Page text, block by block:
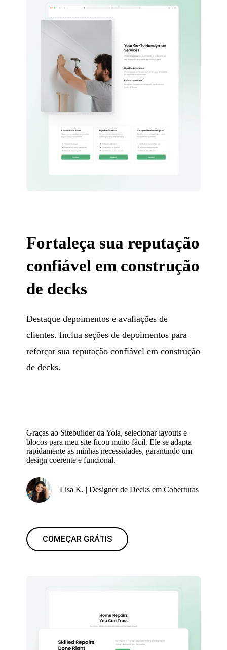
Fortaleça sua reputação
confiável em construção
de decks
Destaque depoimentos e avaliações de
clientes. Inclua seções de depoimentos para
reforçar sua reputação confiável em construção
de decks.
Graças ao Sitebuilder da Yola, selecionar layouts e
blocos para meu site ficou muito fácil. Ele se adapta
rapidamente às minhas necessidades, garantindo um
design coerente e funcional.
Lisa K. | Designer de Decks em Coberturas
COMEÇAR GRÁTIS